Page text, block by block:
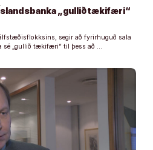
Íslandsbanka „gullið tækifæri“
segir að fyrirhuguð sala
sé „gullið tækifæri“ til þess að …